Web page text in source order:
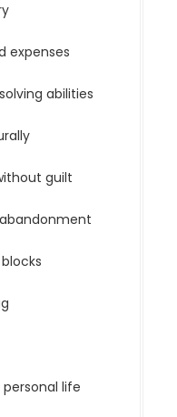
expenses
abilities
guilt
life